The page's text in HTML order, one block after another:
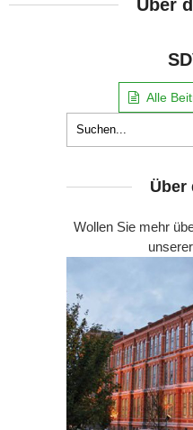
Über
Alle
Über
Wollen Sie mehr
unserer